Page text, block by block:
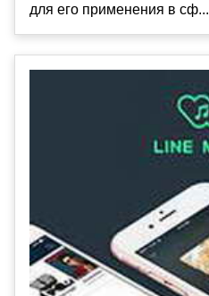
для его применения в сф...